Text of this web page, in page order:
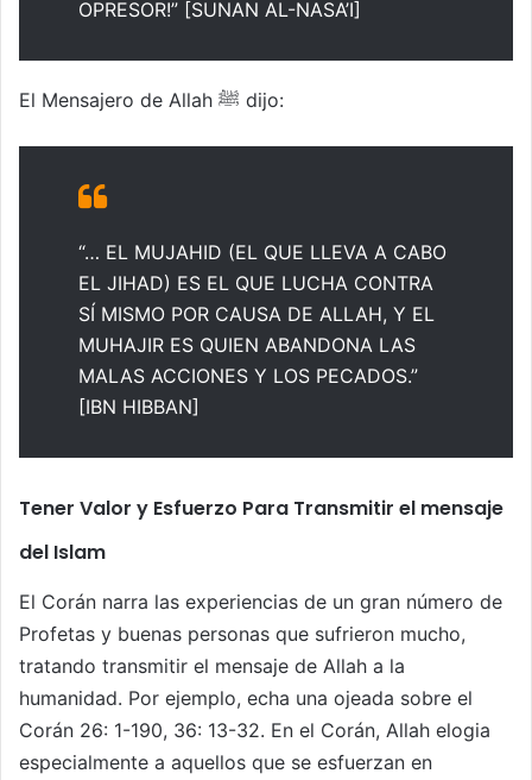
OPRESOR!” [SUNAN AL-NASA’I]
El Mensajero de Allah ﷺ dijo:
“… EL MUJAHID (EL QUE LLEVA A CABO
EL JIHAD) ES EL QUE LUCHA CONTRA
SÍ MISMO POR CAUSA DE ALLAH, Y EL
MUHAJIR ES QUIEN ABANDONA LAS
MALAS ACCIONES Y LOS PECADOS.”
[IBN HIBBAN]
Tener Valor y Esfuerzo Para Transmitir el mensaje
del Islam
El Corán narra las experiencias de un gran número de
Profetas y buenas personas que sufrieron mucho,
tratando transmitir el mensaje de Allah a la
humanidad. Por ejemplo, echa una ojeada sobre el
Corán 26: 1-190, 36: 13-32. En el Corán, Allah elogia
especialmente a aquellos que se esfuerzan en